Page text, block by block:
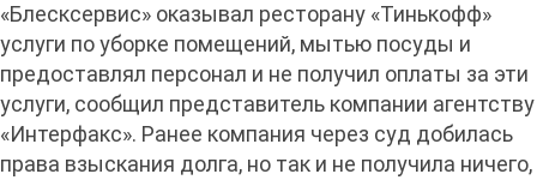
«Блесксервис» оказывал ресторану «Тинькофф»
услуги по уборке помещений, мытью посуды и
предоставлял персонал и не получил оплаты за эти
услуги, сообщил представитель компании агентству
«Интерфакс». Ранее компания через суд добилась
права взыскания долга, но так и не получила ничего,